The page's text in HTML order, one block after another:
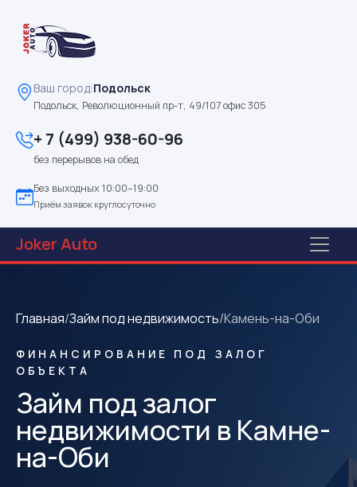
Ваш город:Подольск
Подольск, Революционный пр-т, 49/107 офис 305
+ 7 (499) 938-60-96
без перерывов на обед
Без выходных 10:00–19:00
Приём заявок круглосуточно
JokerAuto
Главная/Займ под недвижимость/Камень-на-Оби
ФИНАНСИРОВАНИЕ ПОД ЗАЛОГ
ОБЪЕКТА
Займ под залог
недвижимости в Камне-
на-Оби